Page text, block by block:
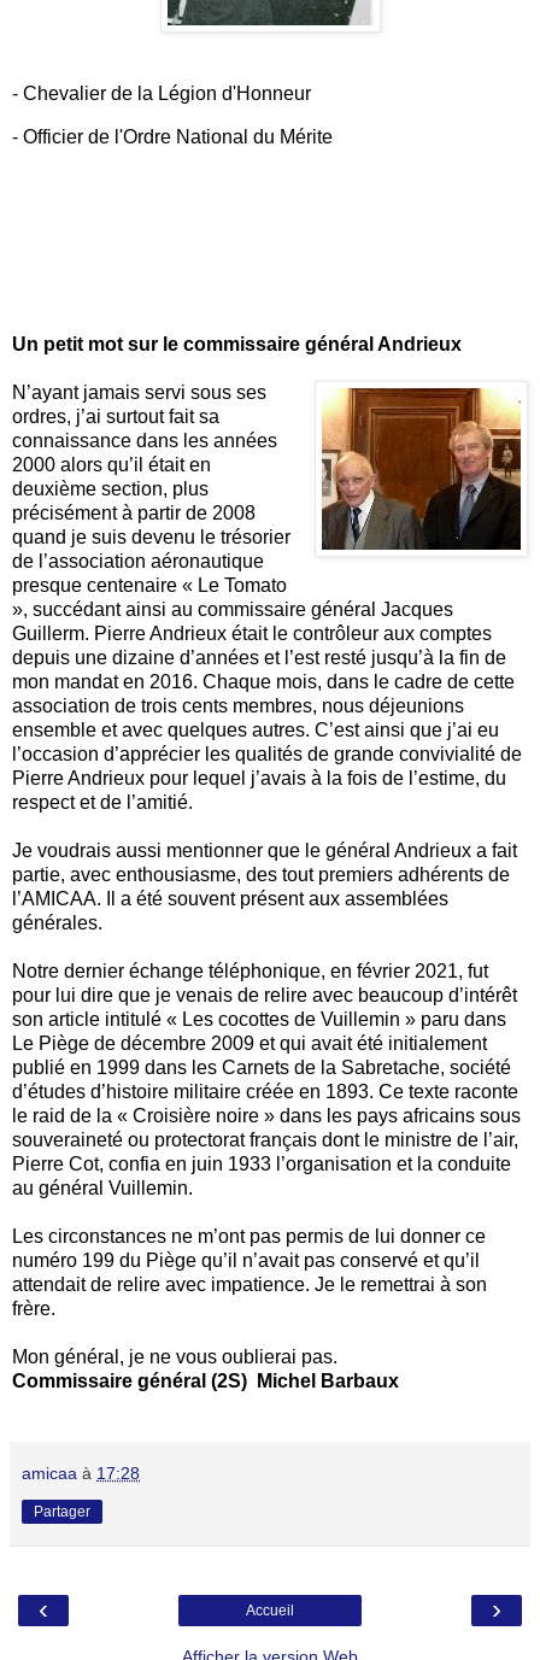
- Chevalier de la Légion d'Honneur
- Officier de l'Ordre National du Mérite
Un petit mot sur le commissaire général Andrieux
N’ayant jamais servi sous ses
ordres, j’ai surtout fait sa
connaissance dans les années
2000 alors qu’il était en
deuxième section, plus
précisément à partir de 2008
quand je suis devenu le trésorier
de l’association aéronautique
presque centenaire « Le Tomato
», succédant ainsi au commissaire général Jacques
Guillerm. Pierre Andrieux était le contrôleur aux comptes
depuis une dizaine d’années et l’est resté jusqu’à la fin de
mon mandat en 2016. Chaque mois, dans le cadre de cette
association de trois cents membres, nous déjeunions
ensemble et avec quelques autres. C’est ainsi que j’ai eu
l’occasion d’apprécier les qualités de grande convivialité de
Pierre Andrieux pour lequel j’avais à la fois de l’estime, du
respect et de l’amitié.
Je voudrais aussi mentionner que le général Andrieux a fait
partie, avec enthousiasme, des tout premiers adhérents de
l’AMICAA. Il a été souvent présent aux assemblées
générales.
Notre dernier échange téléphonique, en février 2021, fut
pour lui dire que je venais de relire avec beaucoup d’intérêt
son article intitulé « Les cocottes de Vuillemin » paru dans
Le Piège de décembre 2009 et qui avait été initialement
publié en 1999 dans les Carnets de la Sabretache, société
d’études d’histoire militaire créée en 1893. Ce texte raconte
le raid de la « Croisière noire » dans les pays africains sous
souveraineté ou protectorat français dont le ministre de l’air,
Pierre Cot, confia en juin 1933 l’organisation et la conduite
au général Vuillemin.
Les circonstances ne m’ont pas permis de lui donner ce
numéro 199 du Piège qu’il n’avait pas conservé et qu’il
attendait de relire avec impatience. Je le remettrai à son
frère.
Mon général, je ne vous oublierai pas.
Commissaire général (2S) Michel Barbaux
amicaa à 17:28
Partager
‹ ›
Accueil
Afficher la version Web